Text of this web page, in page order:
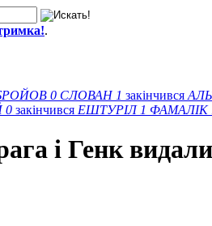
.
0 СЛОВАН 1 закінчився
0 закінчився ЕШТУРІЛ 1 ФАМАЛІК
і Генк